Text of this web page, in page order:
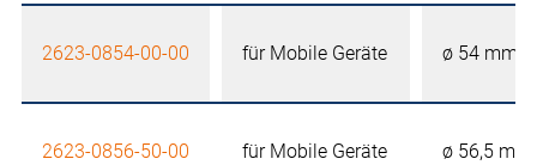
2623-0854-00-00 für Mobile Geräte ø 54 mm
2623-0856-50-00 für Mobile Geräte ø 56,5 mm